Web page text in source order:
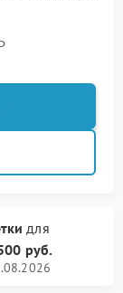
для
руб.